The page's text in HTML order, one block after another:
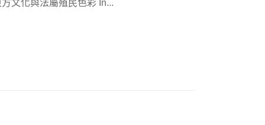
文化與法屬殖民色彩 In...